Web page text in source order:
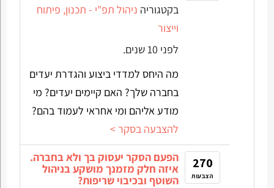
בקטגוריה ניהול תפ"י - תכנון, פיתוח
וייצור
לפני 10 שנים.
מה היחס למדדי ביצוע והגדרת יעדים
בחברה שלך? האם קיימים יעדים? מי
מודע אליהם ומי אחראי לעמוד בהם?
להצבעה בסקר >
270
הצבעות
הפעם הסקר יעסוק בך ולא בחברה.
איזה חלק מזמנך מושקע בניהול
השוטף ובכיבוי שריפות?